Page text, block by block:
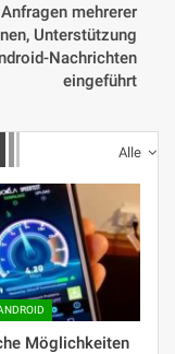
Anfragen mehrerer
Unterstützung
Nachrichten
eingeführt
Alle
Möglichkeiten